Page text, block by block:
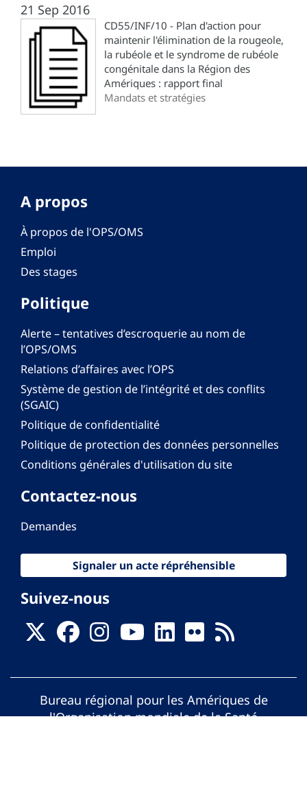
21 Sep 2016
CD55/INF/10 - Plan d'action pour
maintenir l'élimination de la rougeole,
la rubéole et le syndrome de rubéole
congénitale dans la Région des
Amériques : rapport final
Mandats et stratégies
A propos
À propos de l'OPS/OMS
Emploi
Des stages
Politique
Alerte – tentatives d’escroquerie au nom de
l’OPS/OMS
Relations d’affaires avec l’OPS
Système de gestion de l’intégrité et des conflits
(SGAIC)
Politique de confidentialité
Politique de protection des données personnelles
Conditions générales d'utilisation du site
Contactez-nous
Demandes
Signaler un acte répréhensible
Suivez-nous
Bureau régional pour les Amériques de
l'Organisation mondiale de la Santé